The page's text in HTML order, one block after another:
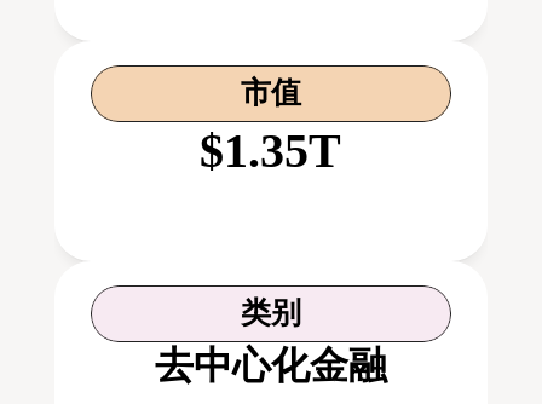
市值
$1.35T
类别
去中心化金融